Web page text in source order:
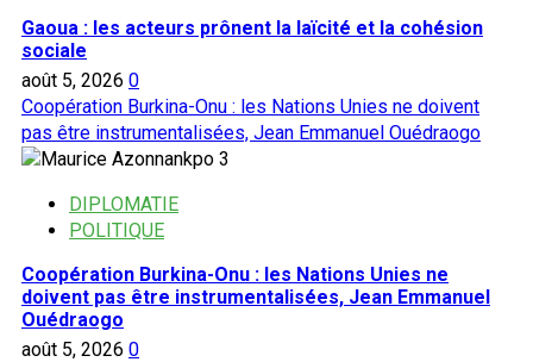
Gaoua : les acteurs prônent la laïcité et la cohésion
sociale
août 5, 2026 0
Coopération Burkina-Onu : les Nations Unies ne doivent
pas être instrumentalisées, Jean Emmanuel Ouédraogo
3
DIPLOMATIE
POLITIQUE
Coopération Burkina-Onu : les Nations Unies ne
doivent pas être instrumentalisées, Jean Emmanuel
Ouédraogo
août 5, 2026 0